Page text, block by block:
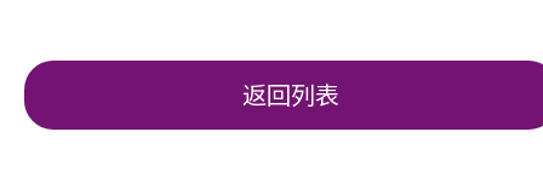
返回列表